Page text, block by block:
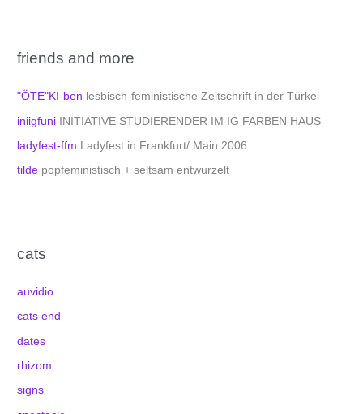
friends and more
"ÖTE"KI-ben lesbisch-feministische Zeitschrift in der Türkei
iniigfuni INITIATIVE STUDIERENDER IM IG FARBEN HAUS
ladyfest-ffm Ladyfest in Frankfurt/ Main 2006
tilde popfeministisch + seltsam entwurzelt
cats
auvidio
cats end
dates
rhizom
signs